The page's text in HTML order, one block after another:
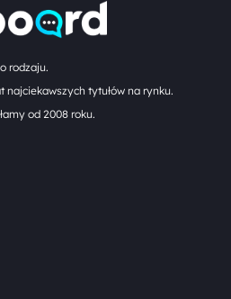
rodzaju.
tytułów na rynku.
od 2008 roku.